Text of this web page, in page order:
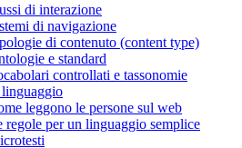
di interazione
di navigazione
di contenuto (content type)
e standard
controllati e tassonomie
leggono le persone sul web
regole per un linguaggio semplice